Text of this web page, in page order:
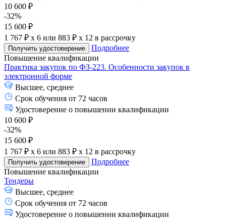
10 600 ₽
-32%
15 600 ₽
1 767 ₽ x 6 или 883 ₽ x 12 в рассрочку
Получить удостоверение
Подробнее
Повышение квалификации
Практика закупок по ФЗ-223. Особенности закупок в
электронной форме
Высшее, среднее
Срок обучения от 72 часов
Удостоверение о повышении квалификации
10 600 ₽
-32%
15 600 ₽
1 767 ₽ x 6 или 883 ₽ x 12 в рассрочку
Получить удостоверение
Подробнее
Повышение квалификации
Тендеры
Высшее, среднее
Срок обучения от 72 часов
Удостоверение о повышении квалификации